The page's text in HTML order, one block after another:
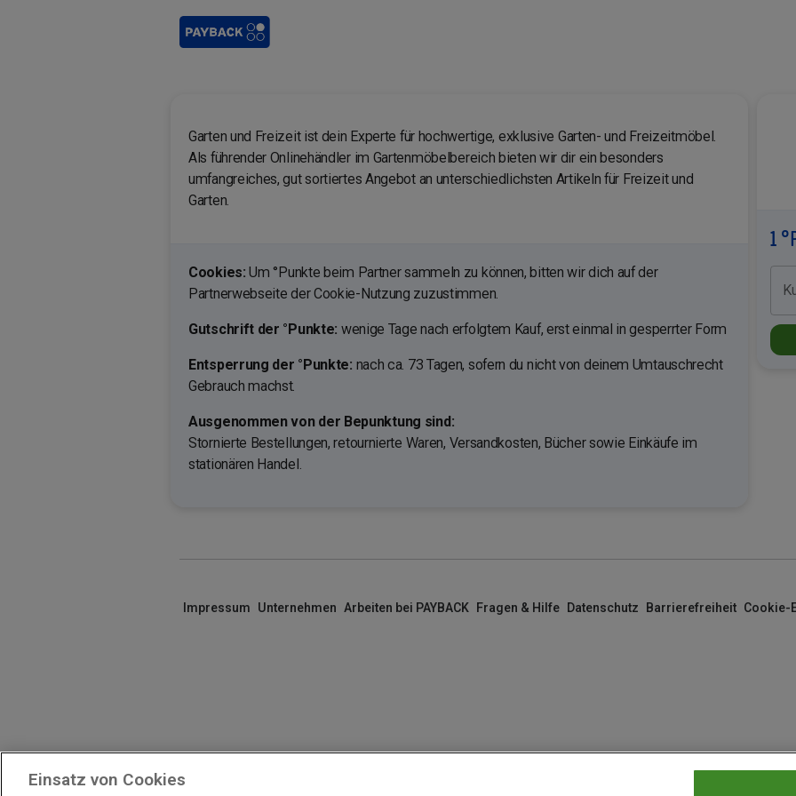
Garten und Freizeit ist dein Experte für hochwertige, exklusive Garten- und Freizeitmöbel.
Als führender Onlinehändler im Gartenmöbelbereich bieten wir dir ein besonders
umfangreiches, gut sortiertes Angebot an unterschiedlichsten Artikeln für Freizeit und
Garten.
Cookies: Um °Punkte beim Partner sammeln zu können, bitten wir dich auf der
Partnerwebseite der Cookie-Nutzung zuzustimmen.
Gutschrift der °Punkte: wenige Tage nach erfolgtem Kauf, erst einmal in gesperrter Form
Entsperrung der °Punkte: nach ca. 73 Tagen, sofern du nicht von deinem Umtauschrecht
Gebrauch machst.
Ausgenommen von der Bepunktung sind:
Stornierte Bestellungen, retournierte Waren, Versandkosten, Bücher sowie Einkäufe im
stationären Handel.
1
Impressum Unternehmen Arbeiten bei PAYBACK Fragen & Hilfe Datenschutz Barrierefreiheit Cookie-
Einsatz von Cookies